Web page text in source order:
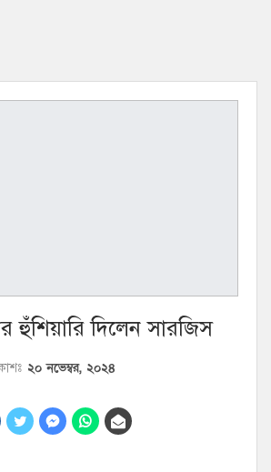
হুঁশিয়ারি দিলেন সারজিস
২০ নভেম্বর, ২০২৪